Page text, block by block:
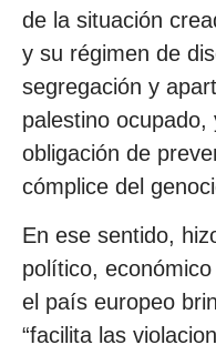
de la situación
y su régimen de
segregación y
palestino
obligación de
cómplice del
En ese sentido,
político,
el país europeo
“facilita las